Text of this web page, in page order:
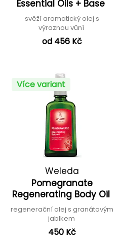
Essential Oils + Base
svěží aromatický olej s
výraznou vůní
od 456 Kč
Více variant
Weleda
Pomegranate
Regenerating Body Oil
regenerační olej s granátovým
jablkem
450 Kč